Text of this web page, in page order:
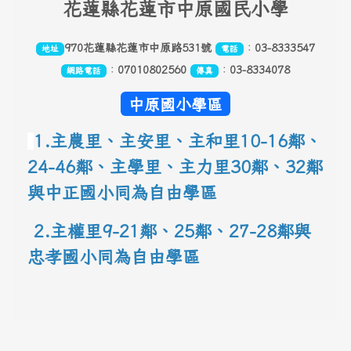
花蓮縣花蓮市中原國民小學
地址 970花蓮縣花蓮市中原路531號 電話 ： 03-8333547
網路電話 ： 07010802560 傳真 ： 03-8334078
中原國小學區
1.主農里、主安里、主和里10-16鄰 、
24-46鄰、主學里、主力里30鄰 、 32鄰
與中正國小同為自由學區
2.主權里9-21鄰、25鄰 、 27-28鄰與
忠孝國小同為自由學區